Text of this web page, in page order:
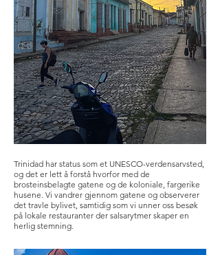
Trinidad har status som et UNESCO-verdensarvsted,
og det er lett å forstå hvorfor med de
brosteinsbelagte gatene og de koloniale, fargerike
husene. Vi vandrer gjennom gatene og observerer
det travle bylivet, samtidig som vi unner oss besøk
på lokale restauranter der salsarytmer skaper en
herlig stemning.